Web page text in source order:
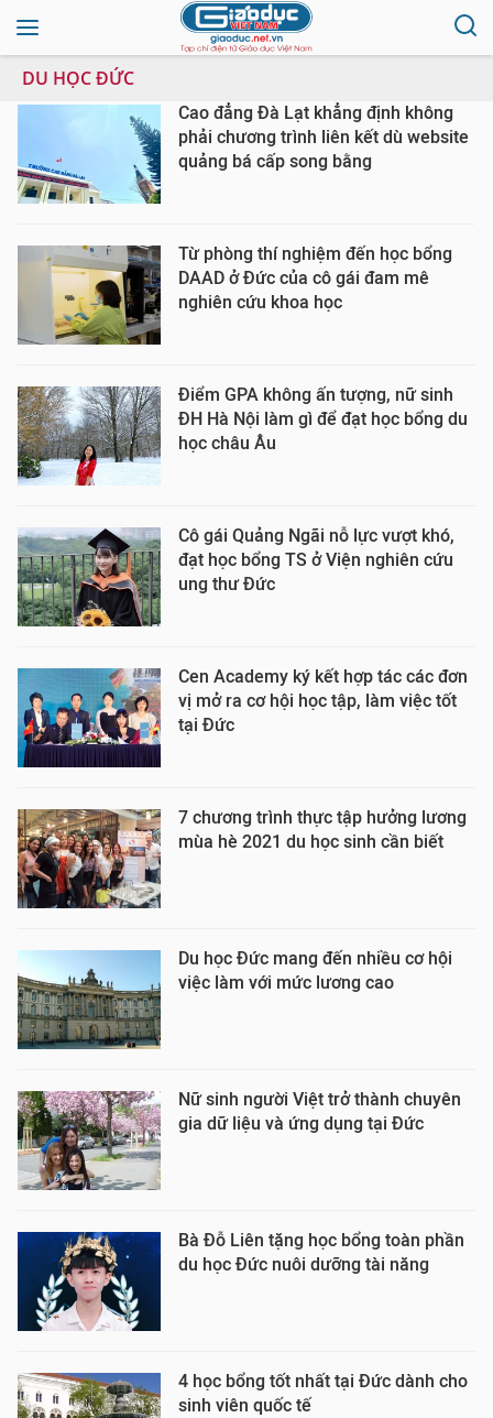
DU HỌC ĐỨC
Cao đẳng Đà Lạt khẳng định không
phải chương trình liên kết dù website
quảng bá cấp song bằng
Từ phòng thí nghiệm đến học bổng
DAAD ở Đức của cô gái đam mê
nghiên cứu khoa học
Điểm GPA không ấn tượng, nữ sinh
ĐH Hà Nội làm gì để đạt học bổng du
học châu Âu
Cô gái Quảng Ngãi nỗ lực vượt khó,
đạt học bổng TS ở Viện nghiên cứu
ung thư Đức
Cen Academy ký kết hợp tác các đơn
vị mở ra cơ hội học tập, làm việc tốt
tại Đức
7 chương trình thực tập hưởng lương
mùa hè 2021 du học sinh cần biết
Du học Đức mang đến nhiều cơ hội
việc làm với mức lương cao
Nữ sinh người Việt trở thành chuyên
gia dữ liệu và ứng dụng tại Đức
Bà Đỗ Liên tặng học bổng toàn phần
du học Đức nuôi dưỡng tài năng
4 học bổng tốt nhất tại Đức dành cho
sinh viên quốc tế